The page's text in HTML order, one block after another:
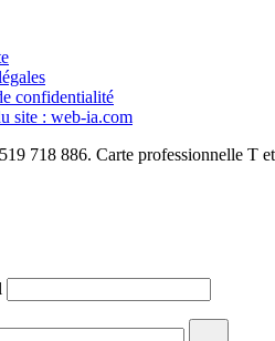
confidentialité
site : web-ia.com
718 886. Carte professionnelle T